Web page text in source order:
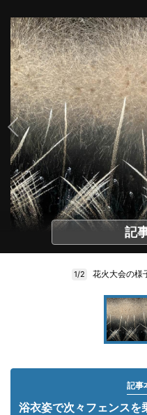
記
1/2 花火大会の様
記事
浴衣姿で次々フェンス